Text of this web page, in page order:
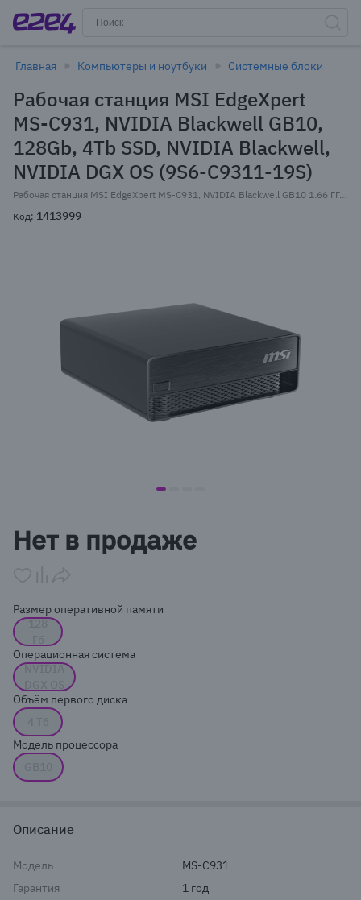
Главная Компьютеры и ноутбуки Системные блоки
Рабочая станция MSI EdgeXpert
MS-C931, NVIDIA Blackwell GB10,
128Gb, 4Tb SSD, NVIDIA Blackwell,
NVIDIA DGX OS (9S6-C9311-19S)
Рабочая станция MSI EdgeXpert MS-C931, NVIDIA Blackwell GB10 1.66 ГГц, 128Gb RAM, 4Tb SSD, NVIDIA Blackwell, Wi-Fi, BT, NVIDIA DGX OS, черный (9S6-C9311-19S)
Код: 1413999
item
of
4
Нет в продаже
Размер оперативной памяти
128
Операционная система
NVIDIA
Объём первого диска
Модель процессора
Описание
Модель
MS-C931
Гарантия
1 год